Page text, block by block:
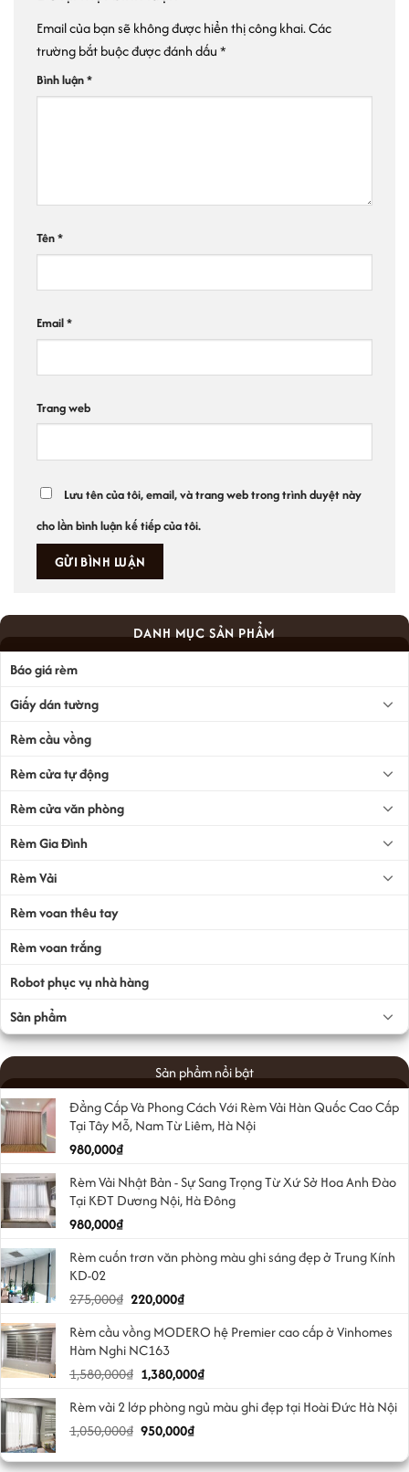
DANH MỤC SẢN PHẨM
Báo giá rèm
Giấy dán tường
Rèm cầu vồng
Rèm cửa tự động
Rèm cửa văn phòng
Rèm Gia Đình
Rèm Vải
Rèm voan thêu tay
Rèm voan trắng
Robot phục vụ nhà hàng
Sản phẩm
Sản phẩm nổi bật
Đẳng Cấp Và Phong Cách Với Rèm Vải Hàn Quốc Cao Cấp
Tại Tây Mỗ, Nam Từ Liêm, Hà Nội
980,000₫
Rèm Vải Nhật Bản - Sự Sang Trọng Từ Xứ Sở Hoa Anh Đào
Tại KĐT Dương Nội, Hà Đông
980,000₫
Rèm cuốn trơn văn phòng màu ghi sáng đẹp ở Trung Kính
KD-02
275,000₫ Giá
là:
275,000₫.
220,000₫Giá
tại
220,000₫.
Rèm cầu vồng MODERO hệ Premier cao cấp ở Vinhomes
Hàm Nghi NC163
1,580,000₫ Giá
là:
1,580,000₫.
1,380,000₫Giá
tại
Rèm vải 2 lớp phòng ngủ màu ghi đẹp tại Hoài Đức Hà Nội
1,050,000₫ Giá
là:
950,000₫Giá
tại
Email của bạn sẽ không được hiển thị công khai.Các
trường bắt buộc được đánh dấu*
Bình luận*
Tên*
Email*
Trang web
Lưu tên của tôi, email, và trang web trong trình duyệt này
cho lần bình luận kế tiếp của tôi.